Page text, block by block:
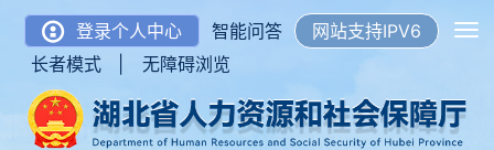
登录个人中心 智能问答
网站支持IPV6
长者模式 |
无障碍浏览